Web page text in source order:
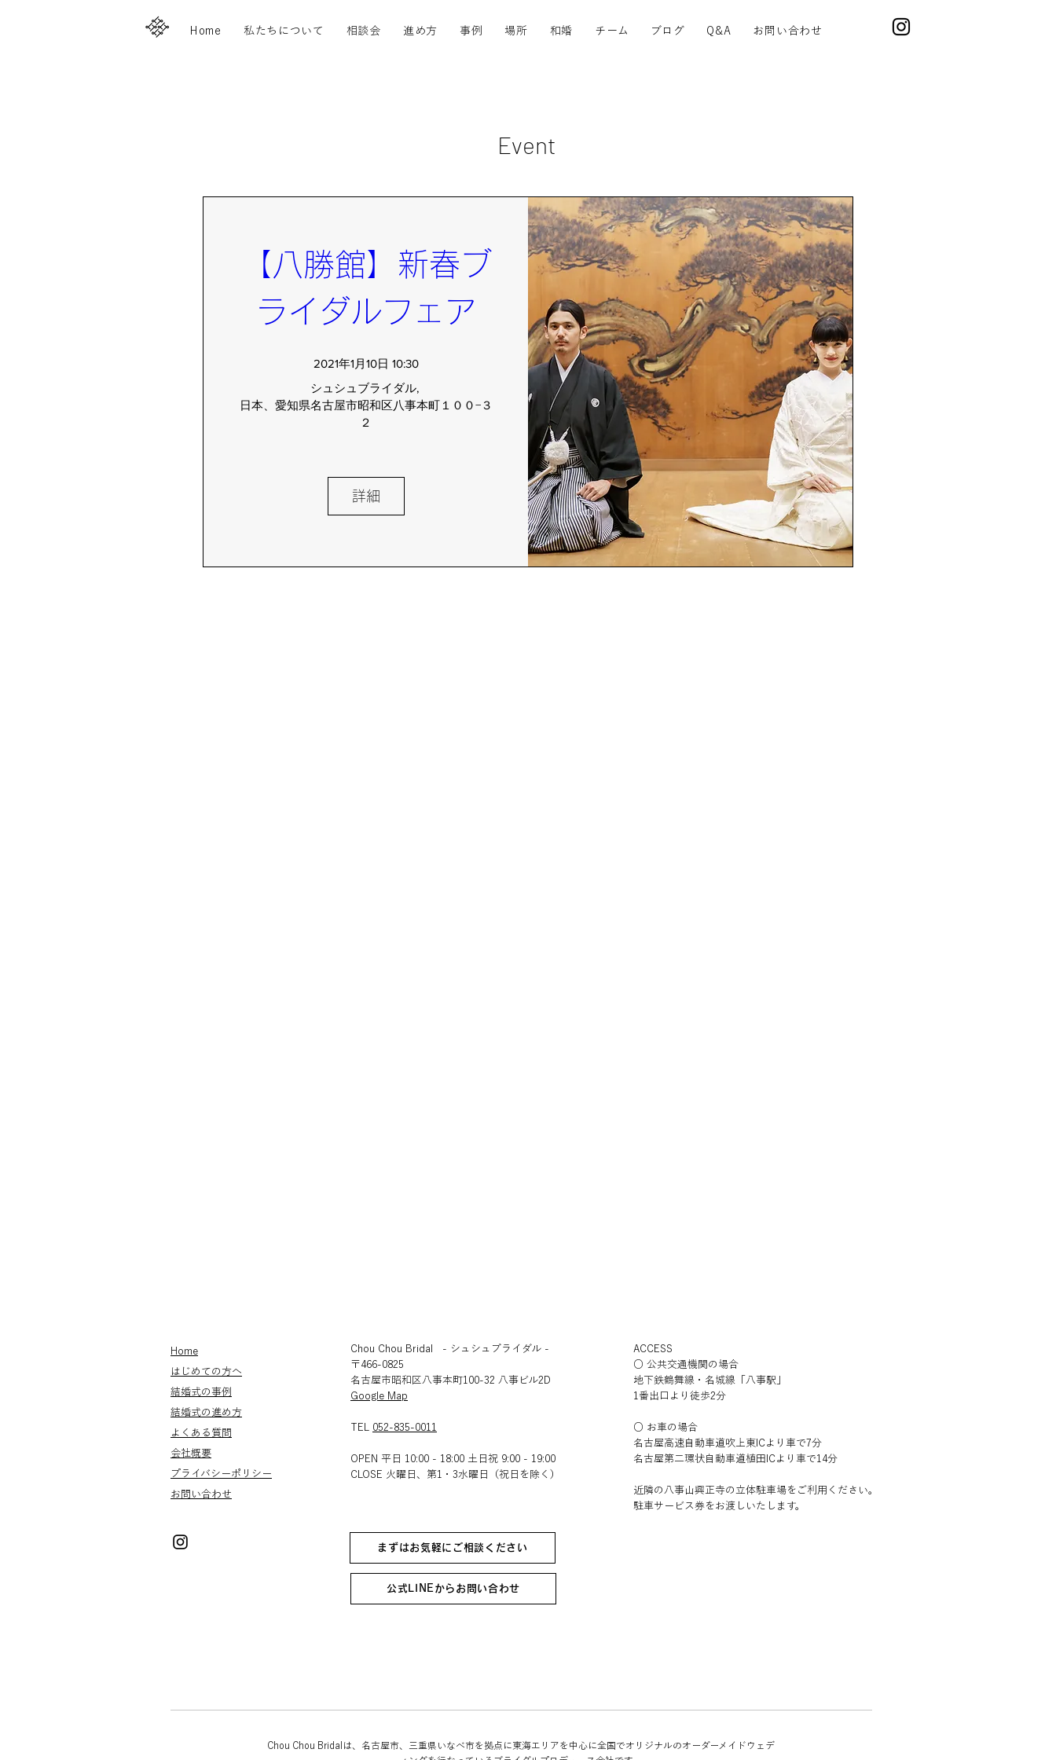
Home 私たちについて 相談会 進め方 事例 場所 和婚 チーム ブログ Q&A お問い合わせ
Event
【八勝館】新春ブ
ライダルフェア
2021年1月10日 10:30
シュシュブライダル,
日本、愛知県名古屋市昭和区八事本町１００−３
２
詳細
Home
はじめての方へ
結婚式の事例
結婚式の進め方
よくある質問
会社概要
プライバシー​​ポリシー
お問い合わせ
Chou Chou Bridal - シュシュブライダル -
〒466-0825
名古屋市昭和区八事本町100-32 八事ビル2D
​Google Map
TEL 052-835-0011
OPEN 平日 10:00 - 18:00 土日祝 9:00 - 19:00
CLOSE 火曜日、第1・3水曜日（祝日を除く）​​
ACCESS
○ 公共交通機関の場合
地下鉄鶴舞線・名城線「八事駅」
1番出口より徒歩2分
○ お車の場合
名古屋高速自動車道吹上東ICより車で7分
名古屋第二環状自動車道植田ICより車で14分
近隣の八事山興正寺の立体駐車場をご利用ください。
駐車サービス券をお渡しいたします。
まずはお気軽にご相談ください
公式LINEからお問い合わせ
Chou Chou Bridalは、名古屋市、三重県いなべ市を拠点に東海エリアを中心に全国でオリジナルのオーダーメイドウェデ